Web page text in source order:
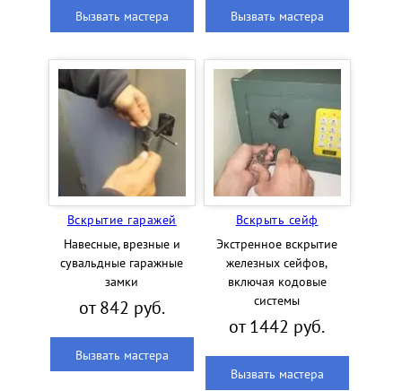
Вызвать мастера Вызвать мастера
Вскрытие гаражей
Навесные, врезные и
сувальдные гаражные
замки
от 842 руб.
Вызвать мастера
Вскрыть сейф
Экстренное вскрытие
железных сейфов,
включая кодовые
системы
от 1442 руб.
Вызвать мастера